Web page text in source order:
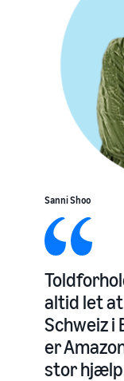
Sanni Shoo
altid let
Schweiz i
er
stor